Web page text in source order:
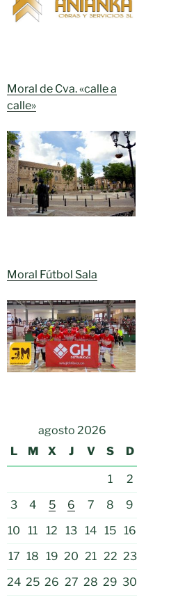
Moral de Cva. «calle a
calle»
Moral Fútbol Sala
agosto 2026
L
M X J V S D
1
2
3
4 5 6 7 8
9
10
11 12 13 14 15 16
17 18 19 20 21 22 23
24 25 26 27 28 29 30